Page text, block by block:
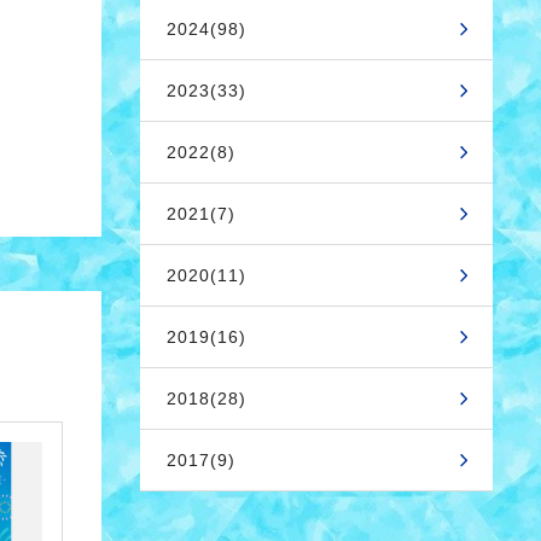
2024(98)
2023(33)
2022(8)
2021(7)
2020(11)
2019(16)
2018(28)
2017(9)